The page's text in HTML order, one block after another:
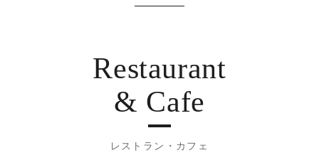
Restaurant
& Cafe
レストラン・カフェ